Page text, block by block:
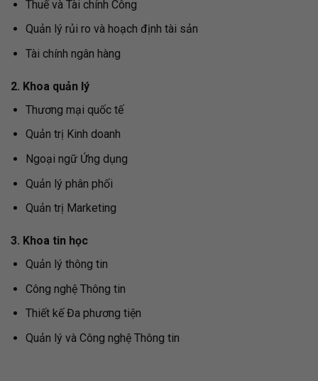
Thuế và Tài chính Công
Quản lý rủi ro và hoạch định tài sản
Tài chính ngân hàng
2. Khoa quản lý
Thương mại quốc tế
Quản trị Kinh doanh
Ngoại ngữ Ứng dụng
Quản lý phân phối
Quản trị Marketing
3. Khoa tin học
Quản lý thông tin
Công nghệ Thông tin
Thiết kế Đa phương tiện
Quản lý và Công nghệ Thông tin